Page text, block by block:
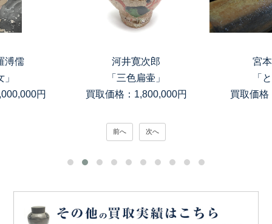
溥儒
円
河井寛次郎
「三色扁壷」
買取価格：1,800,000円
宮
「
買取価格
前へ 次へ